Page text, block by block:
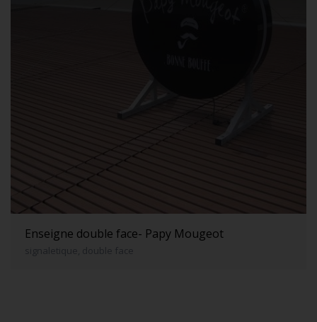
Enseigne double face- Papy Mougeot
signaletique, double face